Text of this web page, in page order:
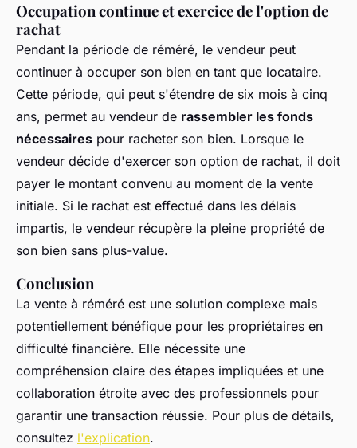
Occupation continue et exercice de l'option de
rachat
Pendant la période de réméré, le vendeur peut
continuer à occuper son bien en tant que locataire.
Cette période, qui peut s'étendre de six mois à cinq
ans, permet au vendeur de rassembler les fonds
nécessaires pour racheter son bien. Lorsque le
vendeur décide d'exercer son option de rachat, il doit
payer le montant convenu au moment de la vente
initiale. Si le rachat est effectué dans les délais
impartis, le vendeur récupère la pleine propriété de
son bien sans plus-value.
Conclusion
La vente à réméré est une solution complexe mais
potentiellement bénéfique pour les propriétaires en
difficulté financière. Elle nécessite une
compréhension claire des étapes impliquées et une
collaboration étroite avec des professionnels pour
garantir une transaction réussie. Pour plus de détails,
consultez l'explication.